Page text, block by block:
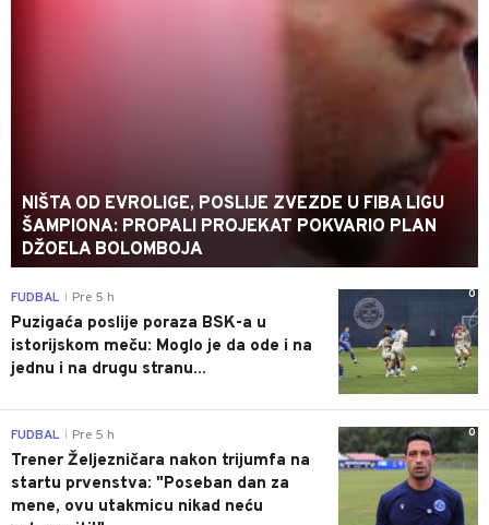
NIŠTA OD EVROLIGE, POSLIJE ZVEZDE U FIBA LIGU
ŠAMPIONA: PROPALI PROJEKAT POKVARIO PLAN
DŽOELA BOLOMBOJA
0
FUDBAL Pre 5 h
Puzigaća poslije poraza BSK-a u
istorijskom meču: Moglo je da ode i na
jednu i na drugu stranu...
0
FUDBAL Pre 5 h
Trener Željezničara nakon trijumfa na
startu prvenstva: "Poseban dan za
mene, ovu utakmicu nikad neću